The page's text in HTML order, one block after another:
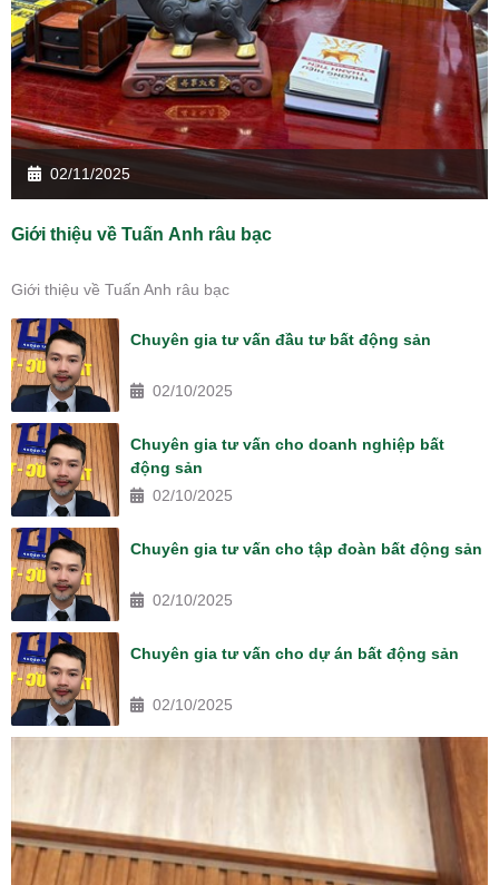
02/11/2025
Giới thiệu về Tuấn Anh râu bạc
Giới thiệu về Tuấn Anh râu bạc
Chuyên gia tư vấn đầu tư bất động sản
02/10/2025
Chuyên gia tư vấn cho doanh nghiệp bất
động sản
02/10/2025
Chuyên gia tư vấn cho tập đoàn bất động sản
02/10/2025
Chuyên gia tư vấn cho dự án bất động sản
02/10/2025